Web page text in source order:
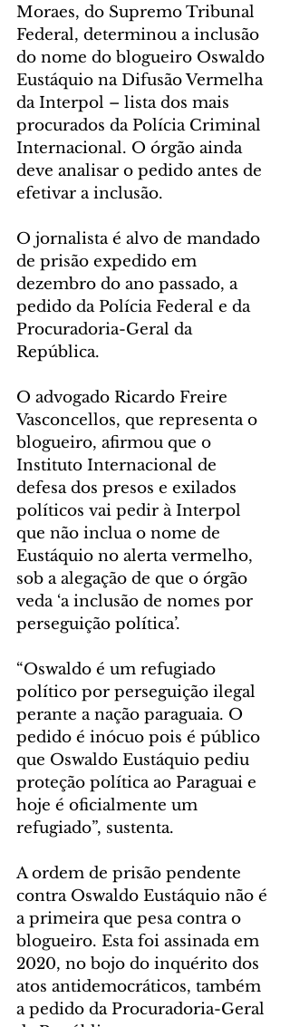
Moraes, do Supremo Tribunal
Federal, determinou a inclusão
do nome do blogueiro Oswaldo
Eustáquio na Difusão Vermelha
da Interpol – lista dos mais
procurados da Polícia Criminal
Internacional. O órgão ainda
deve analisar o pedido antes de
efetivar a inclusão.
O jornalista é alvo de mandado
de prisão expedido em
dezembro do ano passado, a
pedido da Polícia Federal e da
Procuradoria-Geral da
República.
O advogado Ricardo Freire
Vasconcellos, que representa o
blogueiro, afirmou que o
Instituto Internacional de
defesa dos presos e exilados
políticos vai pedir à Interpol
que não inclua o nome de
Eustáquio no alerta vermelho,
sob a alegação de que o órgão
veda ‘a inclusão de nomes por
perseguição política’.
“Oswaldo é um refugiado
político por perseguição ilegal
perante a nação paraguaia. O
pedido é inócuo pois é público
que Oswaldo Eustáquio pediu
proteção política ao Paraguai e
hoje é oficialmente um
refugiado”, sustenta.
A ordem de prisão pendente
contra Oswaldo Eustáquio não é
a primeira que pesa contra o
blogueiro. Esta foi assinada em
2020, no bojo do inquérito dos
atos antidemocráticos, também
a pedido da Procuradoria-Geral